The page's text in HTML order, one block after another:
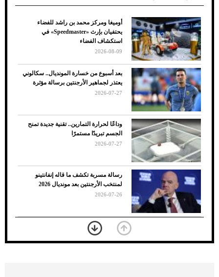
ضعف تبريد مكيف السيارة عند الوقوف.. أشهر
الأسباب والحلول
7 نصائح لاختيار لون البنطلون المناسب للقميص
الأسود
أوميغا ومركز محمد بن راشد للفضاء
يحتفيان بإرث «Speedmaster» في
استكشاف الفضاء
2026-08-09
بعد أسبوع من خسارة المونديال.. سكالوني
يعتذر لجماهير الأرجنتين برسالة مؤثرة
2026-07-27
وداعًا لحرارة التمارين.. تقنية جديدة تمنح
الجسم تبريدًا مستمرًا
2026-07-27
رسالة مسربة تكشف ما قاله إنفانتينو
لمنتخب الأرجنتين بعد مونديال 2026
2026-07-26
«الجوازات» تكشف طريقة استخراج رقم
الحدود للزائر عبر أبشر